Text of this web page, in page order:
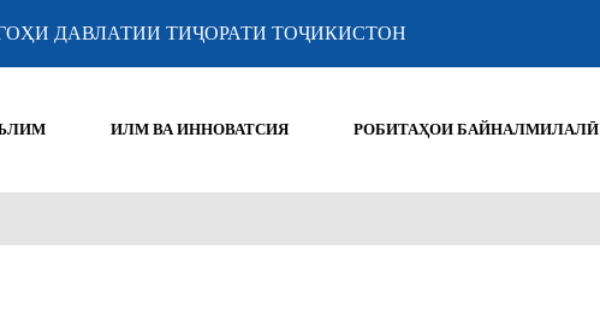
ДАВЛАТИИ ТИҶОРАТИ ТОҶИКИСТОН
ИЛМ ВА ИННОВАТСИЯ РОБИТАҲОИ БАЙНАЛМИЛАЛӢ